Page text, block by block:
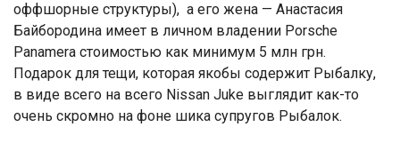
оффшорные структуры), а его жена — Анастасия
Байбородина имеет в личном владении Porsche
Panamera стоимостью как минимум 5 млн грн.
Подарок для тещи, которая якобы содержит Рыбалку,
в виде всего на всего Nissan Juke выглядит как-то
очень скромно на фоне шика супругов Рыбалок.